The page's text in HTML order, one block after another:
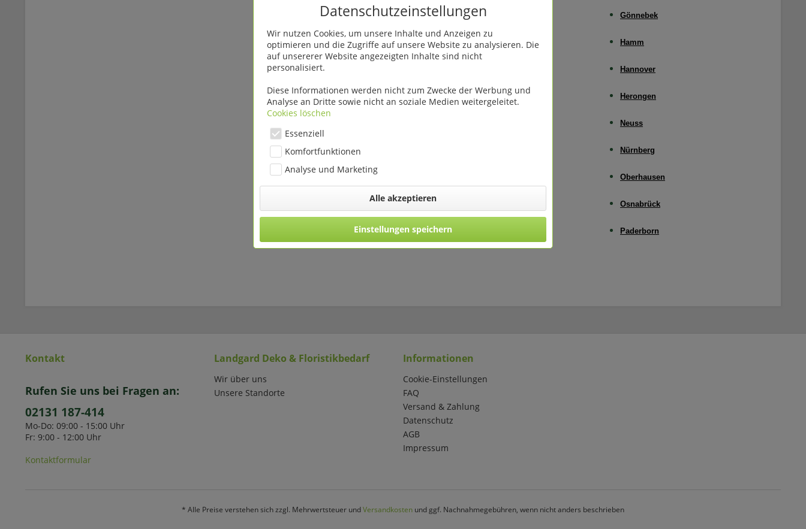
Gönnebek
Hamm
Hannover
Herongen
Neuss
Nürnberg
Oberhausen
Osnabrück
Paderborn
Kontakt
Rufen Sie uns bei Fragen an:
02131 187-414
Mo-Do: 09:00 - 15:00 Uhr
Fr: 9:00 - 12:00 Uhr
Kontaktformular
Landgard Deko & Floristikbedarf
Wir über uns
Unsere Standorte
Informationen
Cookie-Einstellungen
FAQ
Versand & Zahlung
Datenschutz
AGB
Impressum
* Alle Preise verstehen sich zzgl. Mehrwertsteuer undVersandkosten und ggf. Nachnahmegebühren, wenn nicht anders beschrieben
Datenschutzeinstellungen
Wir nutzen Cookies, um unsere Inhalte und Anzeigen zu
optimieren und die Zugriffe auf unsere Website zu analysieren. Die
auf unsererer Website angezeigten Inhalte sind nicht
personalisiert.
Diese Informationen werden nicht zum Zwecke der Werbung und
Analyse an Dritte sowie nicht an soziale Medien weitergeleitet.
Cookies löschen
Essenziell
Komfortfunktionen
Analyse und Marketing
Alle akzeptieren
Einstellungen speichern